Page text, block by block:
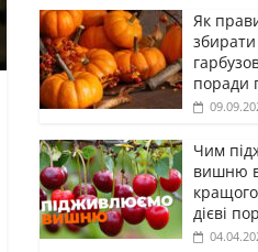
Як
збирати
поради
Чим
вишню
дієві